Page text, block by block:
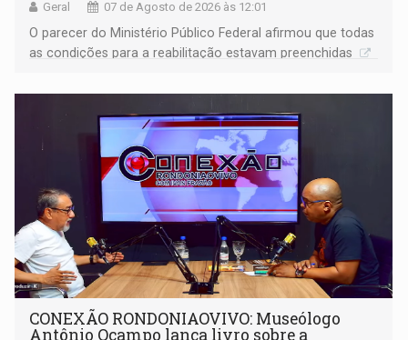
Geral 07 de Agosto de 2026 às 12:01
O parecer do Ministério Público Federal afirmou que todas
as condições para a reabilitação estavam preenchidas
CONEXÃO RONDONIAOVIVO: Museólogo
Antônio Ocampo lança livro sobre a